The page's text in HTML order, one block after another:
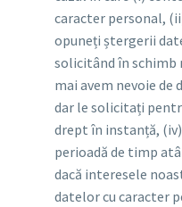
caracter personal,
opuneți ștergerii
solicitând în schimb
mai avem nevoie de
dar le solicitați
drept în instanță,
perioadă de timp
dacă interesele
datelor cu caracter